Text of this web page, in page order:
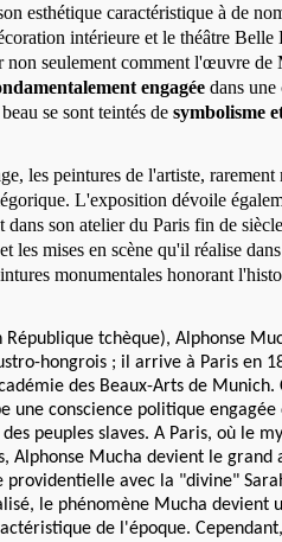
esthétique caractéristique à de
intérieure et le théâtre
non seulement comment l'œuvre
engagée dans une
se sont teintés de symbolisme
les peintures de l'artiste, rarement
L'exposition dévoile
son atelier du Paris fin de
les mises en scène qu'il réalise
monumentales honorant
tchèque), Alphonse
hongrois ; il arrive à Paris en
des Beaux-Arts de Munich.
une conscience politique
peuples slaves. A Paris, où le
Alphonse Mucha devient le grand
providentielle avec la "divine"
le phénomène Mucha devient
de l'époque.